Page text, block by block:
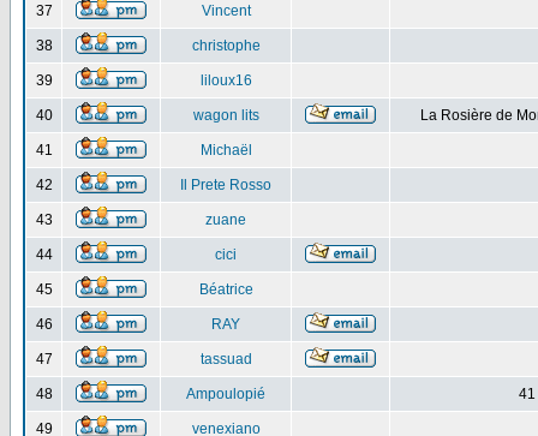
37 Vincent
38 christophe
39 liloux16
40 wagon lits La Rosière de
41 Michaël
42 Il Prete Rosso
43 zuane
44 cici
45 Béatrice
46 RAY
47 tassuad
48 Ampoulopié 41
49 venexiano